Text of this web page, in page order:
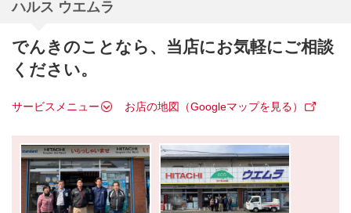
ハルス ウエムラ
でんきのことなら、当店にお気軽にご相談
ください。
サービスメニュー お店の地図（Googleマップを見る）